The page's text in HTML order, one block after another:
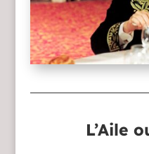
L’Aile